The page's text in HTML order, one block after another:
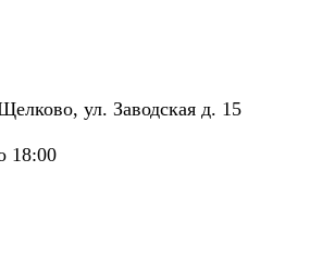
ул. Заводская д. 15
18:00